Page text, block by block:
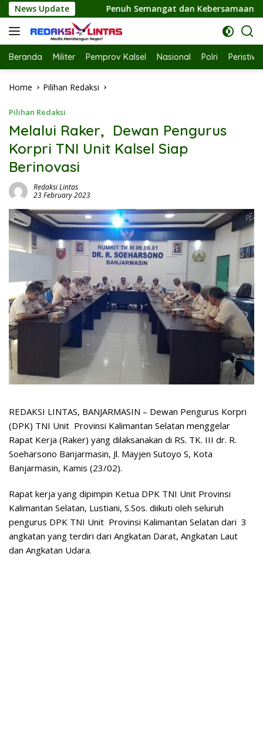
Skip
to
content
News Update
Semangat dan Kebersamaan, Ketua TP PKK Hj. Fathul
Beranda Militer Pemprov Kalsel Nasional Polri
Home Pilihan Redaksi
Pilihan Redaksi
Melalui Raker, Dewan Pengurus
Korpri TNI Unit Kalsel Siap
Berinovasi
Redaksi Lintas
23 February 2023
REDAKSI LINTAS, BANJARMASIN – Dewan Pengurus Korpri
(DPK) TNI Unit Provinsi Kalimantan Selatan menggelar
Rapat Kerja (Raker) yang dilaksanakan di RS. TK. III dr. R.
Soeharsono Banjarmasin, Jl. Mayjen Sutoyo S, Kota
Banjarmasin, Kamis (23/02).
Rapat kerja yang dipimpin Ketua DPK TNI Unit Provinsi
Kalimantan Selatan, Lustiani, S.Sos. diikuti oleh seluruh
pengurus DPK TNI Unit Provinsi Kalimantan Selatan dari 3
angkatan yang terdiri dari Angkatan Darat, Angkatan Laut
dan Angkatan Udara.